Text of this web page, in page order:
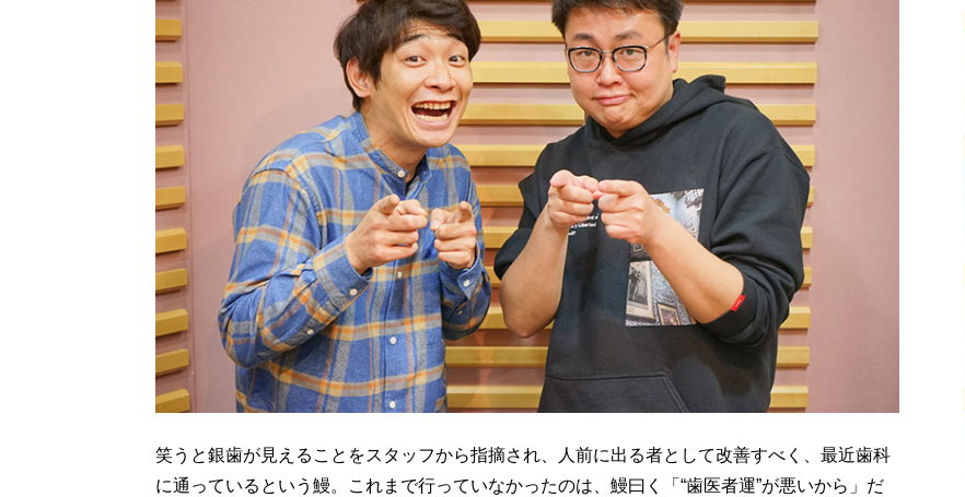
笑うと銀歯が見えることをスタッフから指摘され、人前に出る者として改善すべく、最近歯科
に通っているという鰻。これまで行っていなかったのは、鰻曰く「“歯医者運”が悪いから」だ